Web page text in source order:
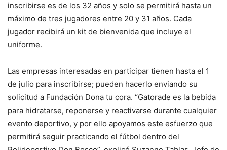
inscribirse es de los 32 años y solo se permitirá hasta un
máximo de tres jugadores entre 20 y 31 años. Cada
jugador recibirá un kit de bienvenida que incluye el
uniforme.
Las empresas interesadas en participar tienen hasta el 1
de julio para inscribirse; pueden hacerlo enviando su
solicitud a Fundación Dona tu cora. “Gatorade es la bebida
para hidratarse, reponerse y reactivarse durante cualquier
evento deportivo, y por ello apoyamos este esfuerzo que
permitirá seguir practicando el fútbol dentro del